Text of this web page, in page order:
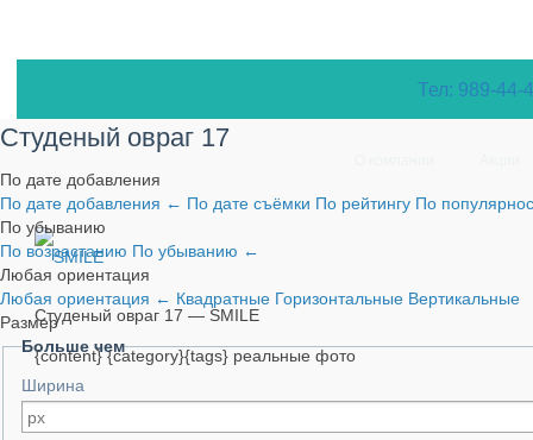
Тел: 989-44-
Студеный овраг 17 — SMILE
{content} {category}{tags} реальные фото
Студеный овраг 17
По дате добавления
По дате добавления ← По дате съёмки По рейтингу По
По убыванию
По возрастанию По убыванию ←
Любая ориентация
Любая ориентация ← Квадратные Горизонтальные Вертикальные
Размер
Больше чем
Ширина